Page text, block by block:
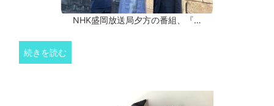
NHK盛岡放送局夕方の番組、『…
続きを読む